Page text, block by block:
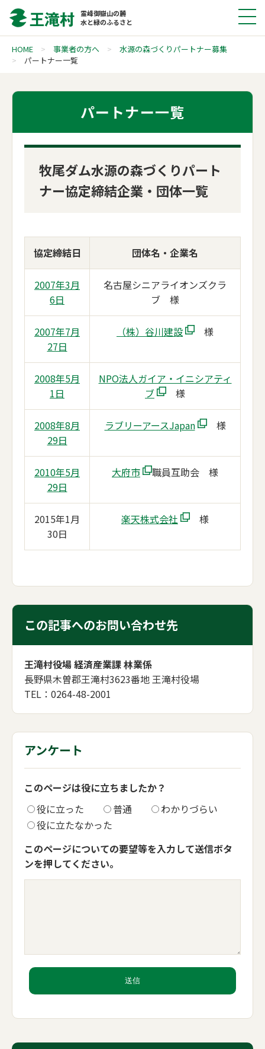
霊峰御嶽山の麓
水と緑のふるさと
HOME 事業者の方へ
水源の森づくりパートナー募集
パートナー一覧
パートナー一覧
牧尾ダム水源の森づくりパート
ナー協定締結企業・団体一覧
協定締結日 団体名・企業名
2007年3月
6日
名古屋シニアライオンズクラ
ブ 様
2007年7月
27日
（株）谷川建設 様
2008年5月
1日
NPO法人ガイア・イニシアティ
ブ
様
2008年8月
29日
ラブリーアースJapan 様
2010年5月
29日
大府市 職員互助会 様
2015年1月
30日
楽天株式会社 様
この記事へのお問い合わせ先
王滝村役場 経済産業課 林業係
長野県木曽郡王滝村3623番地 王滝村役場
TEL：0264-48-2001
アンケート
このページは役に立ちましたか？
役に立った
普通
わかりづらい
役に立たなかった
このページについての要望等を入力して送信ボタ
ンを押してください。